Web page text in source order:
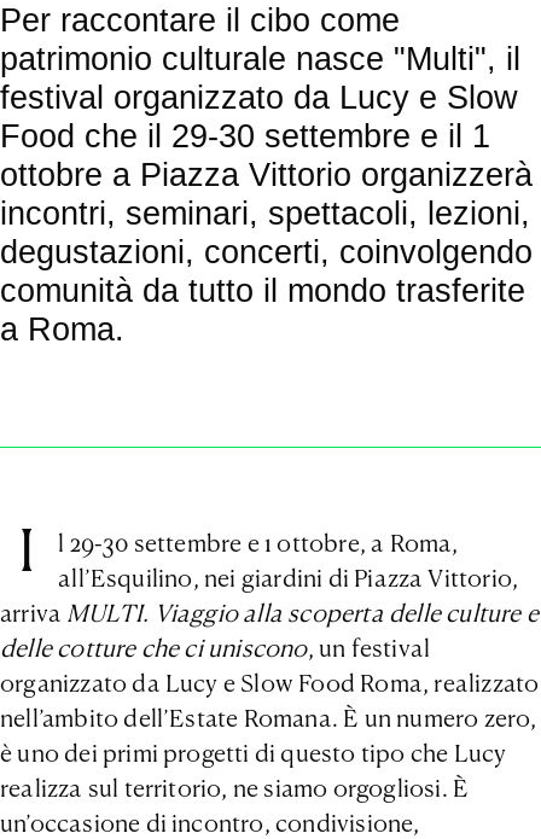
Per raccontare il cibo come
patrimonio culturale nasce "Multi", il
festival organizzato da Lucy e Slow
Food che il 29-30 settembre e il 1
ottobre a Piazza Vittorio organizzerà
incontri, seminari, spettacoli, lezioni,
degustazioni, concerti, coinvolgendo
comunità da tutto il mondo trasferite
a Roma.
I
l 29-30 settembre e 1 ottobre, a Roma,
all’Esquilino, nei giardini di Piazza Vittorio,
arriva MULTI. Viaggio alla scoperta delle culture e
delle cotture che ci uniscono, un festival
organizzato da Lucy e Slow Food Roma, realizzato
nell’ambito dell’Estate Romana. È un numero zero,
è uno dei primi progetti di questo tipo che Lucy
realizza sul territorio, ne siamo orgogliosi. È
un’occasione di incontro, condivisione,